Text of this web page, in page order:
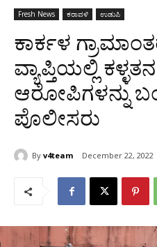
Fresh News ಕರಾವಳಿ ಉಡುಪಿ
ಕಾರ್ಕಳ
ವ್ಯಾಪ್ತಿಯಲ್ಲಿ
ಆರೋಪಿಗಳನ್ನು
ಪೊಲೀಸರು
By v4team December 22, 2022